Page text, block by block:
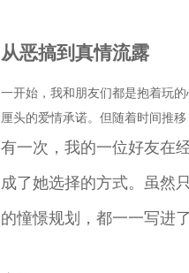
从恶搞到真情流露
一开始，我和朋友们都是抱着玩
厘头的爱情承诺。但随着时间推
有一次，我的一位好友在
成了她选择的方式。虽然
的憧憬规划，都一一写进